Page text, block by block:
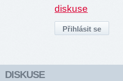
diskuse
DISKUSE